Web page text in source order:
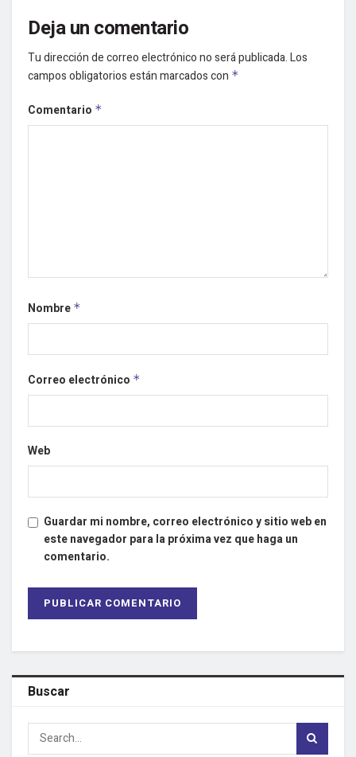
Deja un comentario
Tu dirección de correo electrónico no será publicada.Los
campos obligatorios están marcados con *
Comentario *
Nombre *
Correo electrónico *
Web
Guardar mi nombre, correo electrónico y sitio web en
este navegador para la próxima vez que haga un
comentario.
Buscar